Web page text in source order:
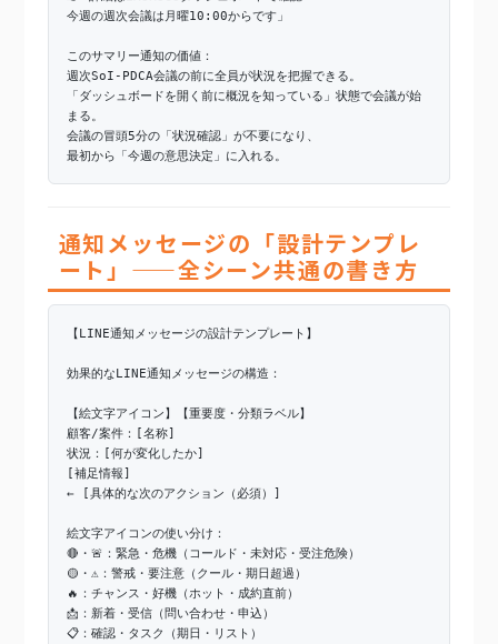
今週の週次会議は月曜10:00からです」
このサマリー通知の価値：
週次SoI-PDCA会議の前に全員が状況を把握できる。
「ダッシュボードを開く前に概況を知っている」状態で会議が始
まる。
会議の冒頭5分の「状況確認」が不要になり、
最初から「今週の意思決定」に入れる。
通知メッセージの「設計テンプレ
ート」——全シーン共通の書き方
【LINE通知メッセージの設計テンプレート】
効果的なLINE通知メッセージの構造：
【絵文字アイコン】【重要度・分類ラベル】
顧客/案件：[名称]
状況：[何が変化したか]
[補足情報]
← [具体的な次のアクション（必須）]
絵文字アイコンの使い分け：
🔴・🚨：緊急・危機（コールド・未対応・受注危険）
🟡・⚠️：警戒・要注意（クール・期日超過）
🔥：チャンス・好機（ホット・成約直前）
📩：新着・受信（問い合わせ・申込）
📋：確認・タスク（期日・リスト）